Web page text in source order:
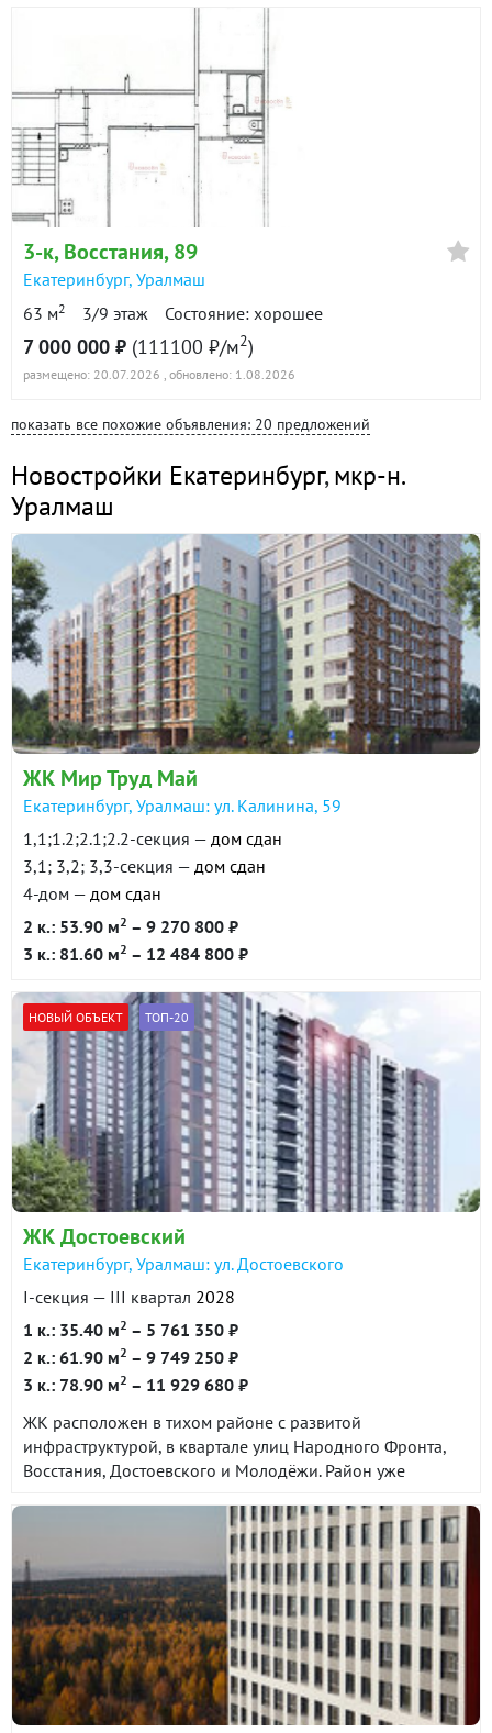
3-к, Восстания, 89
Екатеринбург, Уралмаш
63 м2 3/9 этаж Состояние: хорошее
7 000 000 ₽ (111100 ₽/м2)
размещено: 20.07.2026 , обновлено: 1.08.2026
показать все похожие объявления: 20 предложений
Новостройки Екатеринбург,мкр-н.
Уралмаш
ЖК Мир Труд Май
Екатеринбург, Уралмаш: ул. Калинина, 59
1,1;1.2;2.1;2.2-секция — дом сдан
3,1; 3,2; 3,3-секция — дом сдан
4-дом — дом сдан
2 к.: 53.90 м2 – 9 270 800 ₽
3 к.: 81.60 м2 – 12 484 800 ₽
НОВЫЙ ОБЪЕКТ ТОП-20
ЖК Достоевский
Екатеринбург, Уралмаш: ул. Достоевского
I-секция — III квартал 2028
1 к.: 35.40 м2 – 5 761 350 ₽
2 к.: 61.90 м2 – 9 749 250 ₽
3 к.: 78.90 м2 – 11 929 680 ₽
ЖК расположен в тихом районе с развитой
инфраструктурой, в квартале улиц Народного Фронта,
Восстания, Достоевского и Молодёжи. Район уже
объекты социальной и торговой инфраструктуры. До
центра города 25 минут на автомобиле. До станции
метро Проспект Космонавтов около 10 минут на
общественном транспорте.